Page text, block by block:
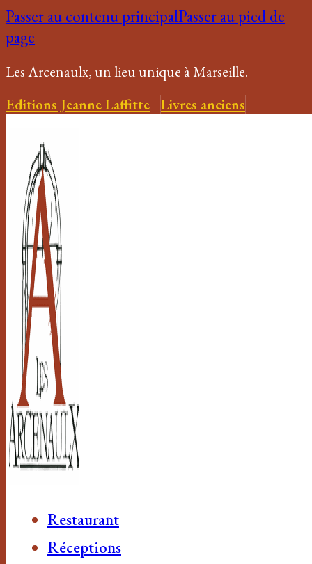
Passer au contenu principalPasser au pied de
page
Les Arcenaulx, un lieu unique à Marseille.
Editions Jeanne Laffitte Livres anciens
Restaurant
Réceptions